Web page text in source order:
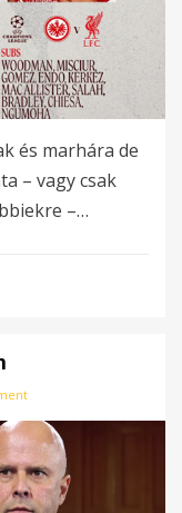
és marhára de
– vagy csak
–…